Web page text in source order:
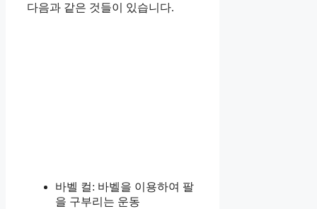
다음과 같은 것들이 있습니다.
바벨 컬: 바벨을 이용하여 팔
을 구부리는 운동